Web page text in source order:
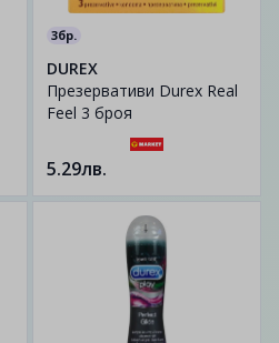
3бр.
DUREX
Презервативи Durex Real
Feel 3 броя
5.29лв.